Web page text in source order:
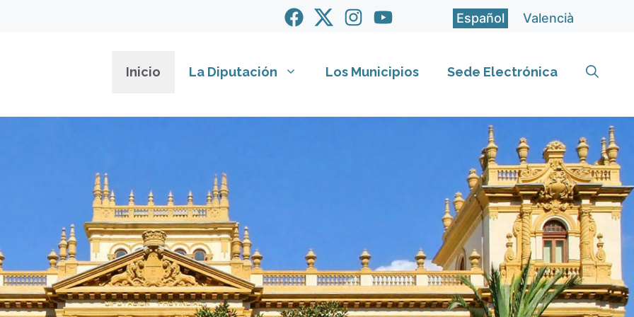
Español Valencià
Inicio La Diputación Los Municipios Sede Electrónica